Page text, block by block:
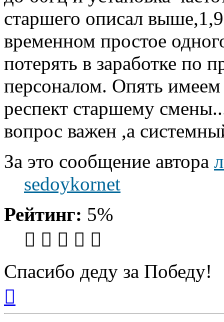
старшего описал
временном простое
потерять в заработке по
персоналом. Опять
респект старшему
вопрос важен ,а
За это сообщение автора
sedoykornet
Рейтинг: 5%
Спасибо деду за Победу!
началу